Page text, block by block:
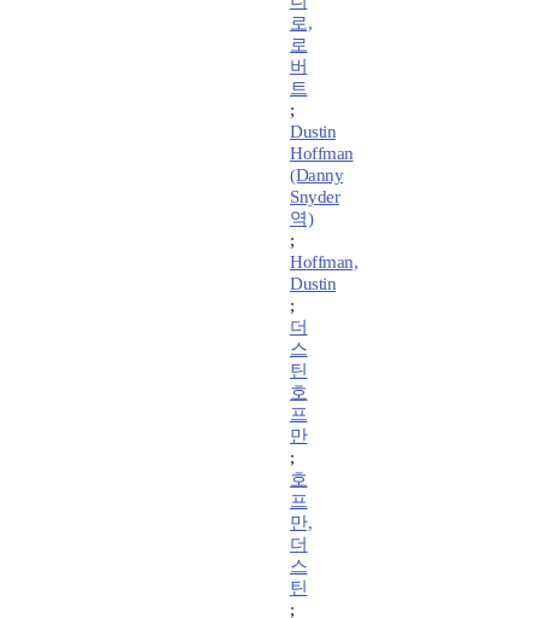
로,
로
버
트
;
Dustin
Hoffman
(Danny
Snyder
역)
;
Hoffman,
Dustin
;
더
스
틴
호
프
만
;
호
프
만,
더
스
틴
;